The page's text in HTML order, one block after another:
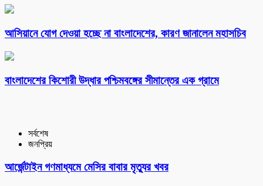
আসিয়ানে যোগ দেওয়া হচ্ছে না বাংলাদেশের, কারণ জানালেন মহাসচিব
বাংলাদেশের কিশোরী উদ্ধার পশ্চিমবঙ্গের সীমান্তের এক গ্রামে
সর্বশেষ
জনপ্রিয়
আর্জেন্টাইন গণমাধ্যমে মেসির বাবার মৃত্যুর খবর